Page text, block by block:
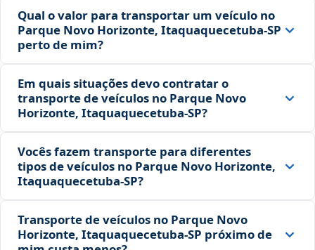
Qual o valor para transportar um veículo no
Parque Novo Horizonte, Itaquaquecetuba‑SP
perto de mim?
Em quais situações devo contratar o
transporte de veículos no Parque Novo
Horizonte, Itaquaquecetuba‑SP?
Vocês fazem transporte para diferentes
tipos de veículos no Parque Novo Horizonte,
Itaquaquecetuba‑SP?
Transporte de veículos no Parque Novo
Horizonte, Itaquaquecetuba‑SP próximo de